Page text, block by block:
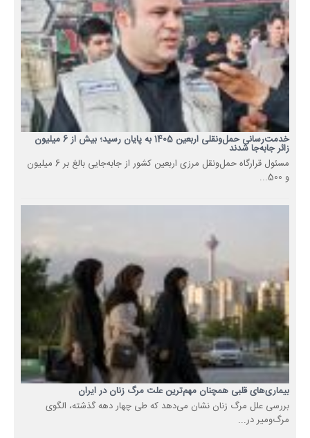
خدمت‌رسانی حمل‌ونقلی اربعین 1405 به پایان رسید؛ بیش از 6 میلیون
زائر جابه‌جا شدند
مسئول قرارگاه حمل‌ونقل مرزی اربعین کشور از جابه‌جایی بالغ بر 6 میلیون
و 500...
بیماری‌های قلبی همچنان مهم‌ترین علت مرگ زنان در ایران
بررسی علل مرگ زنان نشان می‌دهد که طی چهار دهه گذشته، الگوی
مرگ‌ومیر در...